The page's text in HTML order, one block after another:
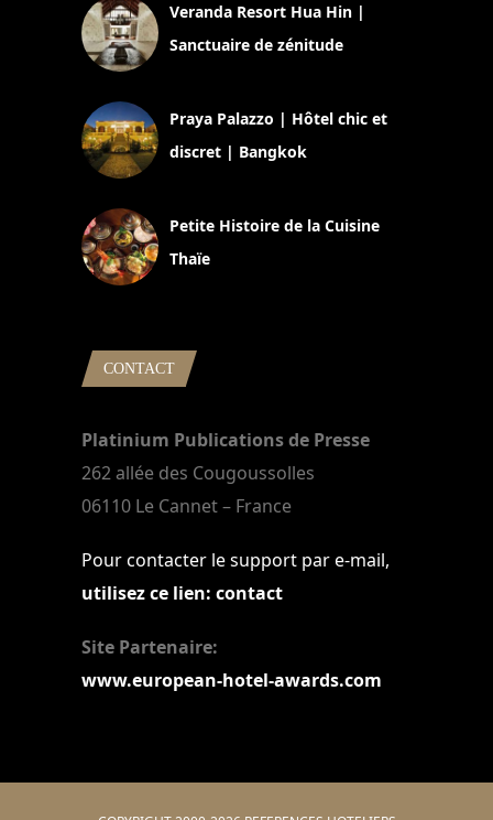
Veranda Resort Hua Hin |
Sanctuaire de zénitude
Praya Palazzo | Hôtel chic et
discret | Bangkok
Petite Histoire de la Cuisine
Thaïe
CONTACT
Platinium Publications de Presse
262 allée des Cougoussolles
06110 Le Cannet – France
Pour contacter le support par e-mail,
utilisez ce lien: contact
Site Partenaire:
www.european-hotel-awards.com